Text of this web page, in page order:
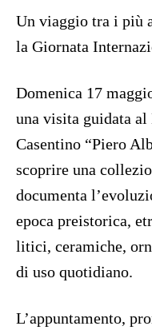
Un viaggio tra i più
la Giornata
Domenica 17
una visita guidata
Casentino “Piero
scoprire una
documenta
epoca preistorica,
litici, ceramiche,
di uso quotidiano.
L’appuntamento,